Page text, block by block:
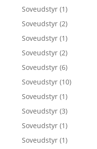
Soveudstyr (1)
Soveudstyr (2)
Soveudstyr (1)
Soveudstyr (2)
Soveudstyr (6)
Soveudstyr (10)
Soveudstyr (1)
Soveudstyr (3)
Soveudstyr (1)
Soveudstyr (1)